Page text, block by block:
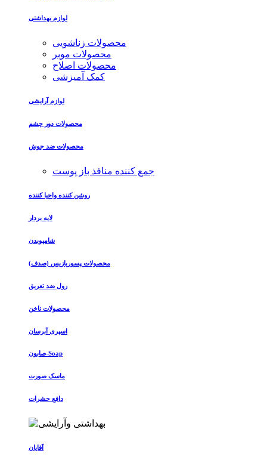
لوازم بهداشتی
محصولات زناشویی
محصولات موبر
محصولات اصلاح
کمک آمیزشی
لوازم آرایشی
محصولات دور چشم
محصولات ضد جوش
جمع کننده منافذ باز پوست
روشن کننده واحیا کننده
لایه بردار
شامپوبدن
محصولات پسوریازیس (صدف)
رول ضد تعریق
محصولات ناخن
اسپری آبرسان
صابون-Soap
ماسک صورت
دافع حشرات
آقایان